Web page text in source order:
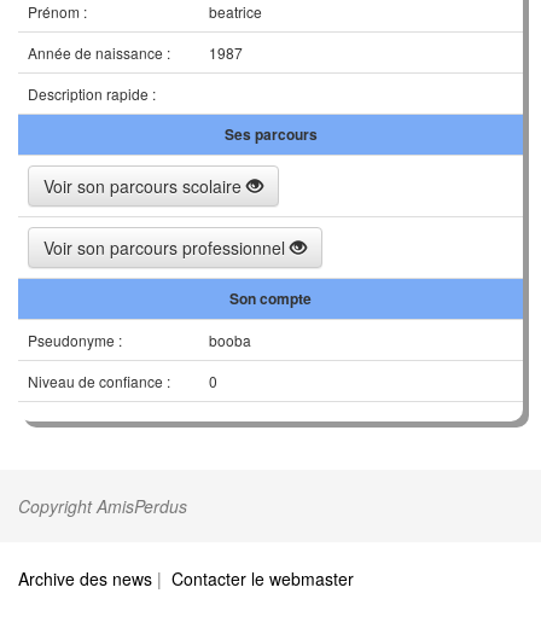
Prénom :
beatrice
Année de naissance :
1987
Description rapide :
Ses parcours
Voir son parcours scolaire
Voir son parcours professionnel
Son compte
Pseudonyme :
booba
Niveau de confiance :
0
Copyright AmisPerdus
Archive des news | Contacter le webmaster